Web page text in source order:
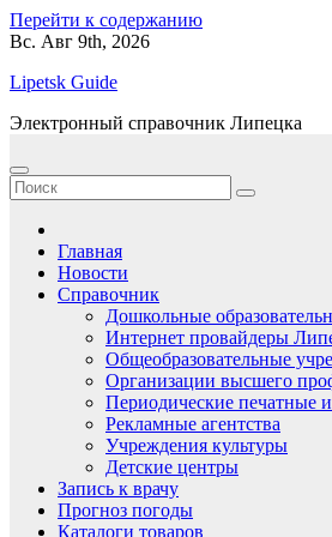
Перейти к содержанию
Вс. Авг 9th, 2026
Lipetsk Guide
Электронный справочник Липецка
Главная
Новости
Справочник
Дошкольные
Интернет провайдеры
Общеобразовательные
Организации высшего
Периодические печатные
Рекламные агентства
Учреждения культуры
Детские центры
Запись к врачу
Прогноз погоды
Каталоги товаров